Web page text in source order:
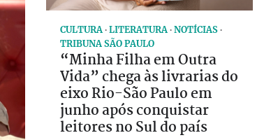
CULTURA LITERATURA NOTÍCIAS
TRIBUNA SÃO PAULO
“Minha Filha em Outra
Vida” chega às livrarias do
eixo Rio-São Paulo em
junho após conquistar
leitores no Sul do país